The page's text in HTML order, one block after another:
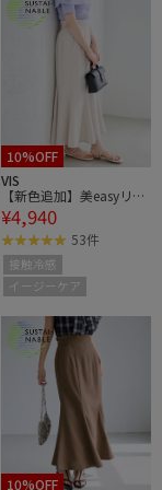
10%OFF
VIS
【新色追加】美easyリネ
ンライクマーメイドスカ
ート/イージーケア・接
触冷感・セットアップ対
応
¥4,940
53件
接触冷感
イージーケア
10%OFF